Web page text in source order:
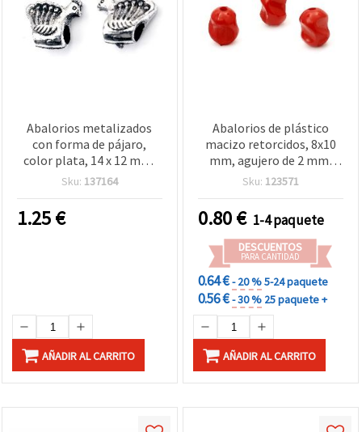
Abalorios metalizados
con forma de pájaro,
color plata, 14 x 12 mm,
agujero 5 mm, 50 g
Sku: 137164
1.25€
AÑADIR AL CARRITO
Abalorios de plástico
macizo retorcidos, 8x10
mm, agujero de 2 mm,
rojo - 20 g (aprox. 41 uds)
Sku: 123571
0.80€ 1-4 paquete
DESCUENTOS
PARA CANTIDAD
0.64 €- 20 %5-24 paquete
0.56 €- 30 % 25 paquete +
AÑADIR AL CARRITO